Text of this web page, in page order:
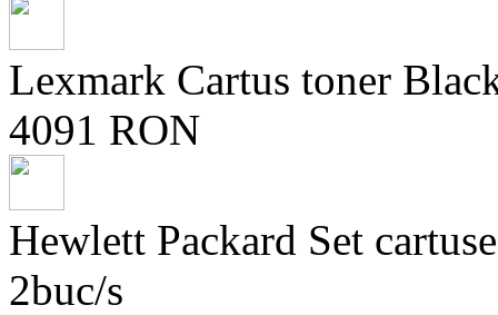
Lexmark Cartus toner
4091 RON
Hewlett Packard Set
2buc/s